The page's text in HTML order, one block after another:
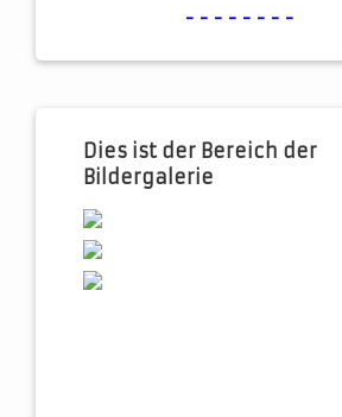
--------
Dies ist der Bereich der
Bildergalerie